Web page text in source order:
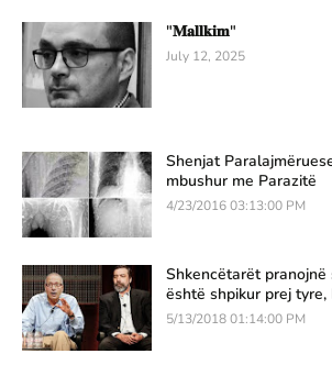
"𝐌𝐚𝐥𝐥𝐤𝐢𝐦"
July 12, 2025
Shenjat
mbushur me Parazitë
4/23/2016 03:13:00 PM
Shkencëtarët pranojnë
është shpikur prej tyre,
5/13/2018 01:14:00 PM